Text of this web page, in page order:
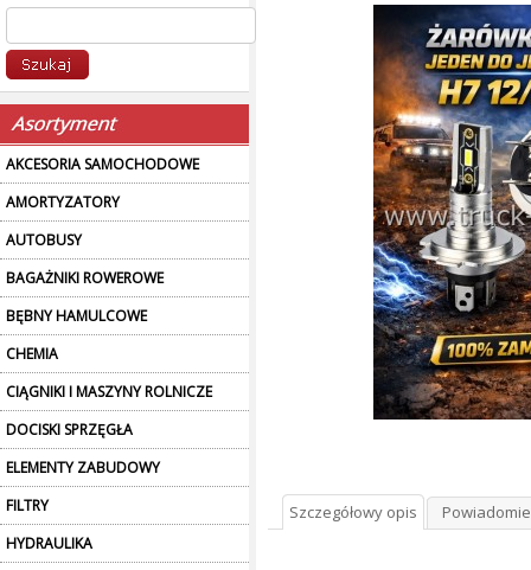
AKCESORIA SAMOCHODOWE
AMORTYZATORY
AUTOBUSY
BAGAŻNIKI ROWEROWE
BĘBNY HAMULCOWE
CHEMIA
CIĄGNIKI I MASZYNY ROLNICZE
DOCISKI SPRZĘGŁA
ELEMENTY ZABUDOWY
FILTRY
HYDRAULIKA
Szczegółowy opis